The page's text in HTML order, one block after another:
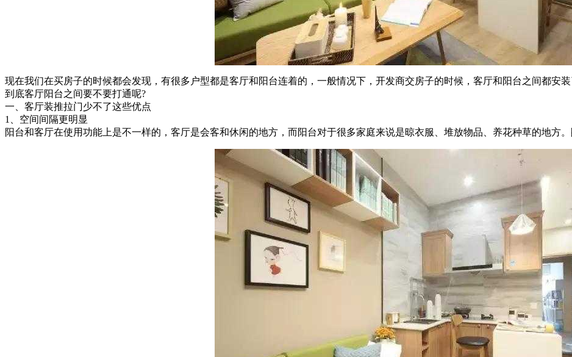
现在我们在买房子的时候都会发现，有很多户型都是客厅和阳台连着的，一般情况下，开发商交房子的时候，客厅和阳台之间都安
到底客厅阳台之间要不要打通呢?
一、客厅装推拉门少不了这些优点
1、空间间隔更明显
阳台和客厅在使用功能上是不一样的，客厅是会客和休闲的地方，而阳台对于很多家庭来说是晾衣服、堆放物品、养花种草的地方